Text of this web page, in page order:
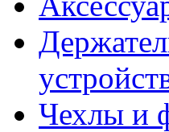
Чехлы и